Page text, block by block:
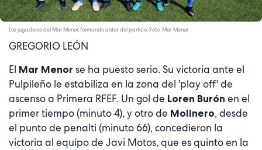
Los jugadores del Mar Menor, formando antes del partido. Foto: Mar Menor
GREGORIO LEÓN
El Mar Menor se ha puesto serio. Su victoria ante el
Pulpileño le estabiliza en la zona del 'play off' de
ascenso a Primera RFEF. Un gol de Loren Burón en el
primer tiempo (minuto 4), y otro de Molinero, desde
el punto de penalti (minuto 66), concedieron la
victoria al equipo de Javi Motos, que es quinto en la